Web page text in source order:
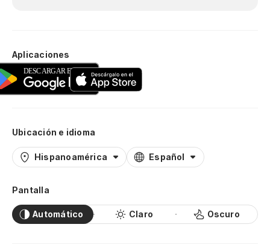
Aplicaciones
Ubicación e idioma
Hispanoamérica Español
Pantalla
Automático Claro Oscuro